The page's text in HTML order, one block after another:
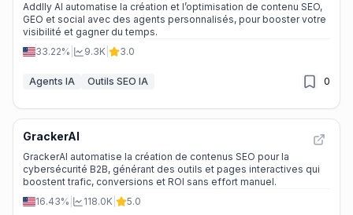
Addlly AI automatise la création et l’optimisation de contenu SEO,
GEO et social avec des agents personnalisés, pour booster votre
visibilité et gagner du temps.
33.22%
9.3K 3.0
Agents IA Outils SEO IA 0
GrackerAI
GrackerAI automatise la création de contenus SEO pour la
cybersécurité B2B, générant des outils et pages interactives qui
boostent trafic, conversions et ROI sans effort manuel.
16.43%
118.0K 5.0